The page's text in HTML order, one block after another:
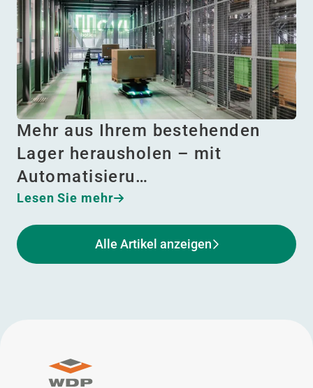
Mehr aus Ihrem bestehenden
Lager herausholen – mit
Automatisieru…
Lesen Sie mehr
Alle Artikel anzeigen